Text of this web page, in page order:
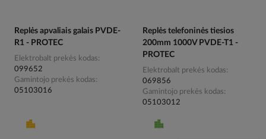
Replės apvaliais galais PVDE-
R1 - PROTEC
Elektrobalt prekės kodas
099652
Gamintojo prekės kodas
05103016
Replės telefoninės tiesios
200mm 1000V PVDE-T1 -
PROTEC
Elektrobalt prekės kodas
069856
Gamintojo prekės kodas
05103012